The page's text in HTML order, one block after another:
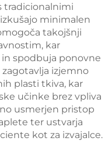
tradicionalnimi
minimalen
takojšnji
kar
spodbuja ponovne
zagotavlja izjemno
plasti tkiva, kar
učinke brez vpliva
usmerjen pristop
ter ustvarja
kot za izvajalce.